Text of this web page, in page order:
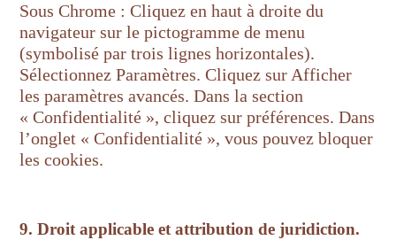
Sous Chrome : Cliquez en haut à droite du
navigateur sur le pictogramme de menu
(symbolisé par trois lignes horizontales).
Sélectionnez Paramètres. Cliquez sur Afficher
les paramètres avancés. Dans la section
« Confidentialité », cliquez sur préférences. Dans
l’onglet « Confidentialité », vous pouvez bloquer
les cookies.
9. Droit applicable et attribution de juridiction.